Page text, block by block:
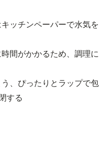
ッチンペーパーで水気を
間がかかるため、調理に
、ぴったりとラップで包
する